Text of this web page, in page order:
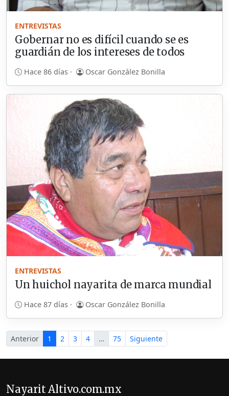
ENTREVISTAS
Gobernar no es difícil cuando se es
guardián de los intereses de todos
Hace 86 días · Oscar González Bonilla
ENTREVISTAS
Un huichol nayarita de marca mundial
Hace 87 días · Oscar González Bonilla
Anterior 1 2 3 4 … 75 Siguiente
Nayarit Altivo.com.mx